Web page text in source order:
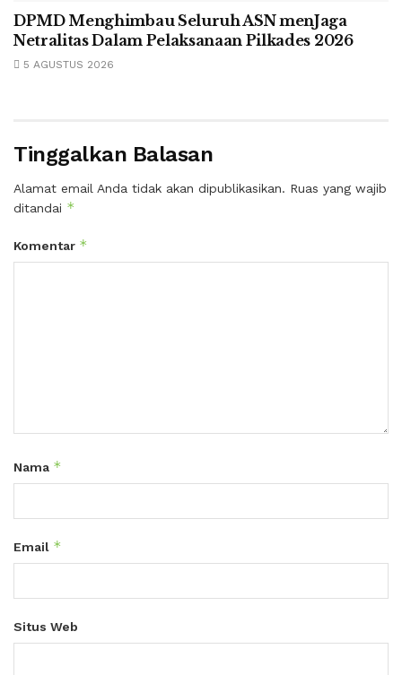
DPMD Menghimbau Seluruh ASN menJaga
Netralitas Dalam Pelaksanaan Pilkades 2026
5 AGUSTUS 2026
Tinggalkan Balasan
Alamat email Anda tidak akan dipublikasikan. Ruas yang wajib
ditandai *
Komentar *
Nama *
Email *
Situs Web